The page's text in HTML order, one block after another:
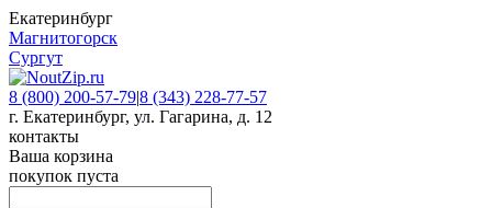
Екатеринбург
Магнитогорск
Сургут
8 (800) 200-57-79|8 (343) 228-77-57
г. Екатеринбург, ул. Гагарина, д. 12
контакты
Ваша корзина
покупок пуста